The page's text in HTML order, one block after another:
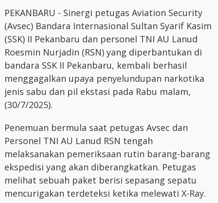
PEKANBARU - Sinergi petugas Aviation Security
(Avsec) Bandara Internasional Sultan Syarif Kasim
(SSK) II Pekanbaru dan personel TNI AU Lanud
Roesmin Nurjadin (RSN) yang diperbantukan di
bandara SSK II Pekanbaru, kembali berhasil
menggagalkan upaya penyelundupan narkotika
jenis sabu dan pil ekstasi pada Rabu malam,
(30/7/2025).
Penemuan bermula saat petugas Avsec dan
Personel TNI AU Lanud RSN tengah
melaksanakan pemeriksaan rutin barang-barang
ekspedisi yang akan diberangkatkan. Petugas
melihat sebuah paket berisi sepasang sepatu
mencurigakan terdeteksi ketika melewati X-Ray.